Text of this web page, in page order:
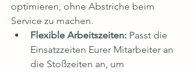
optimieren, ohne Abstriche beim
Service zu machen.
Flexible Arbeitszeiten: Passt die
Einsatzzeiten Eurer Mitarbeiter an
die Stoßzeiten an, um